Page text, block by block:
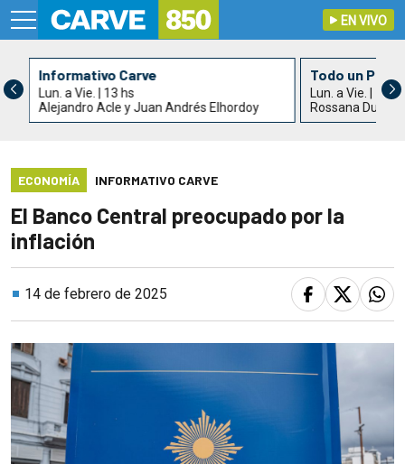
EN VIVO
Informativo Carve
Lun. a Vie. | 13 hs
Alejandro Acle y Juan Andrés Elhordoy
Todo un País
Lun. a Vie. | 15 hs
Rossana Duarte
ECONOMÍA INFORMATIVO CARVE
El Banco Central preocupado por la
inflación
14 de febrero de 2025